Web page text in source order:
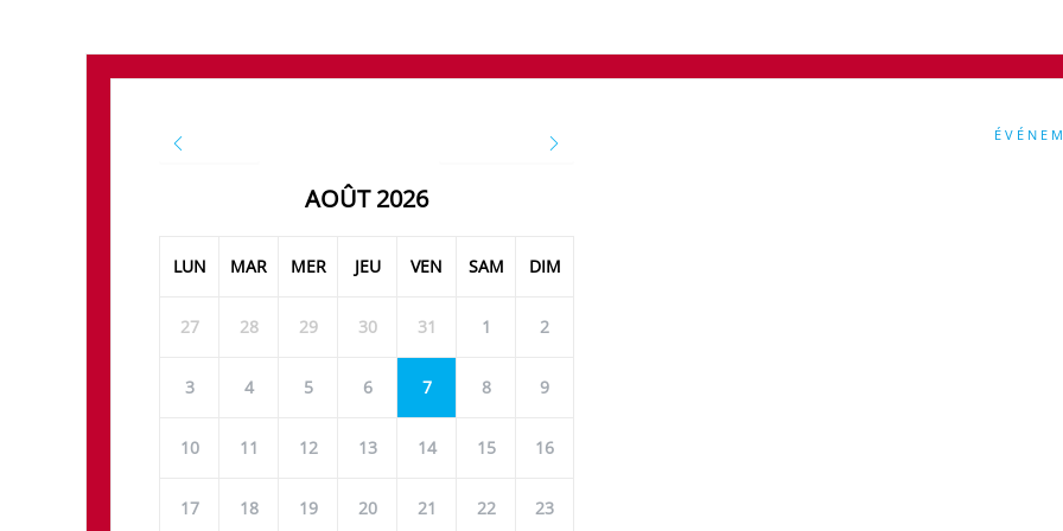
AOÛT 2026
LUN MAR MER JEU VEN SAM DIM
27 28 29 30 31 1 2
3 4 5 6 7 8 9
10 11 12 13 14 15 16
17 18 19 20 21 22 23